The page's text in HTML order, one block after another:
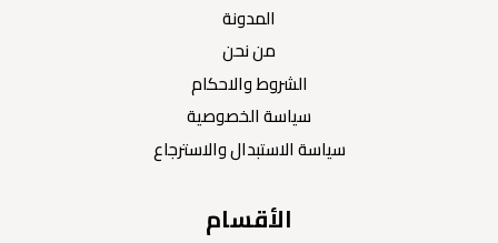
المدونة
من نحن
الشروط والاحكام
سياسة الخصوصية
سياسة الاستبدال والاسترجاع
الأقسام